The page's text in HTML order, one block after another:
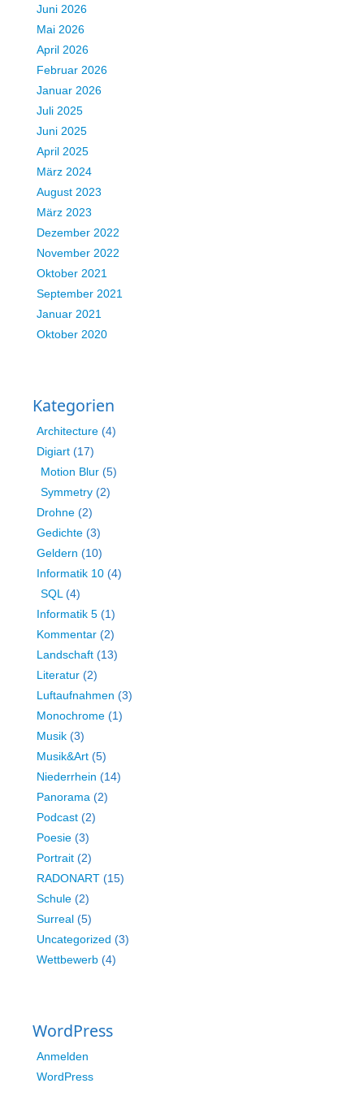
Juni 2026
Mai 2026
April 2026
Februar 2026
Januar 2026
Juli 2025
Juni 2025
April 2025
März 2024
August 2023
März 2023
Dezember 2022
November 2022
Oktober 2021
September 2021
Januar 2021
Oktober 2020
Kategorien
Architecture (4)
Digiart (17)
Motion Blur (5)
Symmetry (2)
Drohne (2)
Gedichte (3)
Geldern (10)
Informatik 10 (4)
SQL (4)
Informatik 5 (1)
Kommentar (2)
Landschaft (13)
Literatur (2)
Luftaufnahmen (3)
Monochrome (1)
Musik (3)
Musik&Art (5)
Niederrhein (14)
Panorama (2)
Podcast (2)
Poesie (3)
Portrait (2)
RADONART (15)
Schule (2)
Surreal (5)
Uncategorized (3)
Wettbewerb (4)
WordPress
Anmelden
WordPress